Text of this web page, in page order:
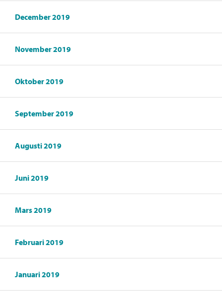
December 2019
November 2019
Oktober 2019
September 2019
Augusti 2019
Juni 2019
Mars 2019
Februari 2019
Januari 2019